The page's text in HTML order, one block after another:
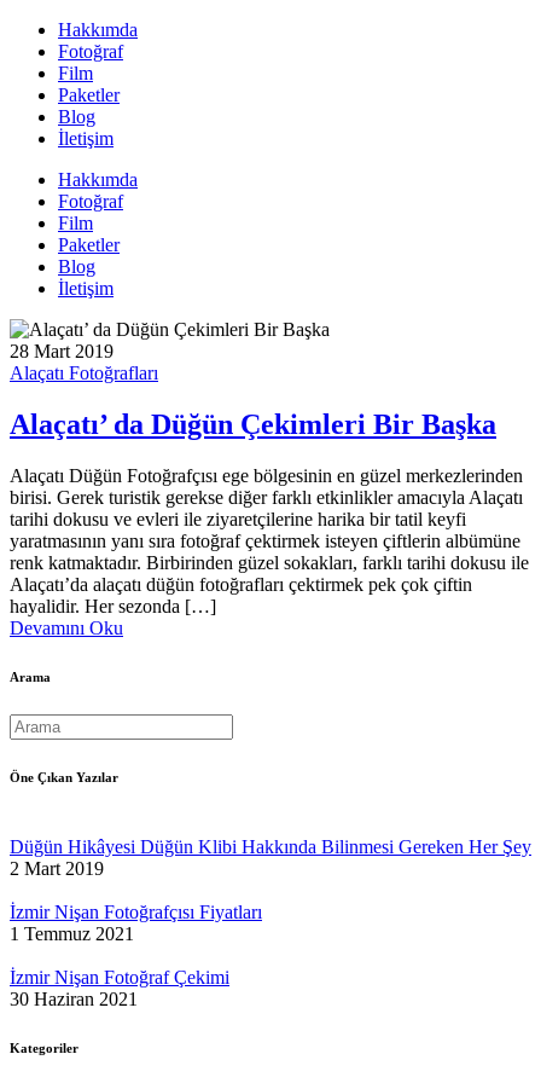
Hakkımda
Fotoğraf
Film
Paketler
Blog
İletişim
Hakkımda
Fotoğraf
Film
Paketler
Blog
İletişim
28 Mart 2019
Alaçatı Fotoğrafları
Alaçatı’ da Düğün Çekimleri Bir Başka
Alaçatı Düğün Fotoğrafçısı ege bölgesinin en güzel merkezlerinden
birisi. Gerek turistik gerekse diğer farklı etkinlikler amacıyla Alaçatı
tarihi dokusu ve evleri ile ziyaretçilerine harika bir tatil keyfi
yaratmasının yanı sıra fotoğraf çektirmek isteyen çiftlerin albümüne
renk katmaktadır. Birbirinden güzel sokakları, farklı tarihi dokusu ile
Alaçatı’da alaçatı düğün fotoğrafları çektirmek pek çok çiftin
hayalidir. Her sezonda […]
Devamını Oku
Arama
Öne Çıkan Yazılar
Düğün Hikâyesi Düğün Klibi Hakkında Bilinmesi Gereken Her Şey
2 Mart 2019
İzmir Nişan Fotoğrafçısı Fiyatları
1 Temmuz 2021
İzmir Nişan Fotoğraf Çekimi
30 Haziran 2021
Kategoriler